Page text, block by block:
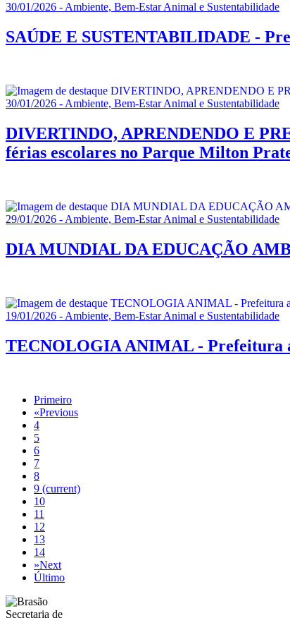
30/01/2026 - Ambiente, Bem-Estar Animal e Sustentabilidade
SAÚDE E SUSTENTABILIDADE -
30/01/2026 - Ambiente, Bem-Estar Animal e Sustentabilidade
DIVERTINDO, APRENDENDO E
férias escolares no Parque Milton
29/01/2026 - Ambiente, Bem-Estar Animal e Sustentabilidade
DIA MUNDIAL DA EDUCAÇÃO
19/01/2026 - Ambiente, Bem-Estar Animal e Sustentabilidade
TECNOLOGIA ANIMAL - Prefeitura
Primeiro
«Previous
4
5
6
7
8
9 (current)
10
11
12
13
14
»Next
Último